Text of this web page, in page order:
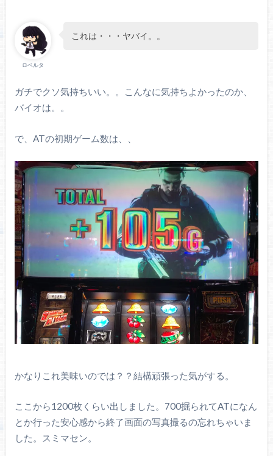
ロベルタ
これは・・・ヤバイ。。
ガチでクソ気持ちいい。。こんなに気持ちよかったのか、
バイオは。。
で、ATの初期ゲーム数は、、
かなりこれ美味いのでは？？結構頑張った気がする。
ここから1200枚くらい出しました。700掘られてATになん
とか行った安心感から終了画面の写真撮るの忘れちゃいま
した。スミマセン。